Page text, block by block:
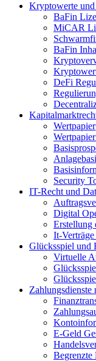
Kryptowerte
BaFin
MiCAR
BaFin
DeFi
Security
IT-Recht und
Digital
Erstellung
It-
Glücksspiel und
Virtuelle
Zahlungsdienste
E-Geld
Begrenzte